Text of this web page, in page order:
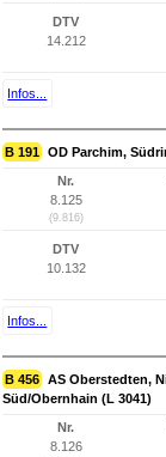
DTV
14.212
Infos...
B 191 OD Parchim,
Nr.
8.125
(9.816)
DTV
10.132
Infos...
B 456 AS Oberstedten,
Süd/Obernhain (L 3041)
Nr.
8.126